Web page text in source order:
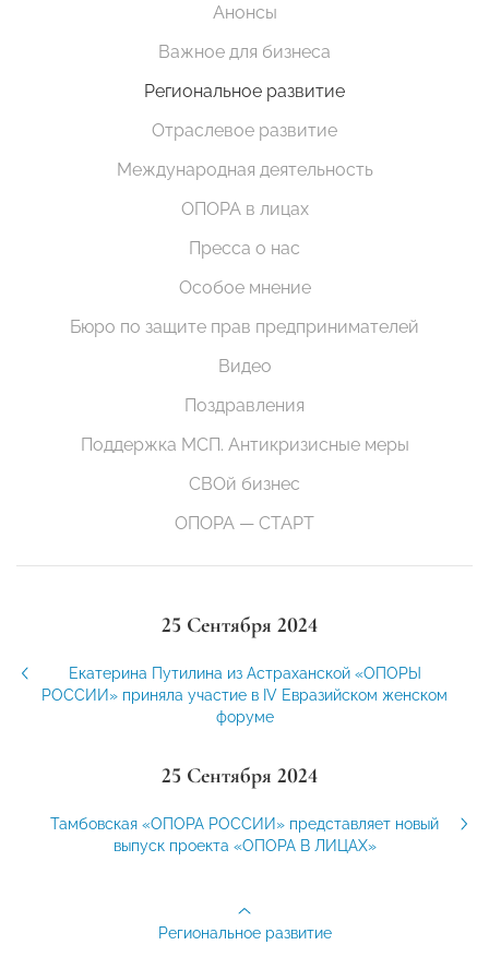
Анонсы
Важное для бизнеса
Региональное развитие
Отраслевое развитие
Международная деятельность
ОПОРА в лицах
Пресса о нас
Особое мнение
Бюро по защите прав предпринимателей
Видео
Поздравления
Поддержка МСП. Антикризисные меры
СВОй бизнес
ОПОРА — СТАРТ
25 Сентября 2024
Екатерина Путилина из Астраханской «ОПОРЫ
РОССИИ» приняла участие в IV Евразийском женском
форуме
25 Сентября 2024
Тамбовская «ОПОРА РОССИИ» представляет новый
выпуск проекта «ОПОРА В ЛИЦАХ»
Региональное развитие